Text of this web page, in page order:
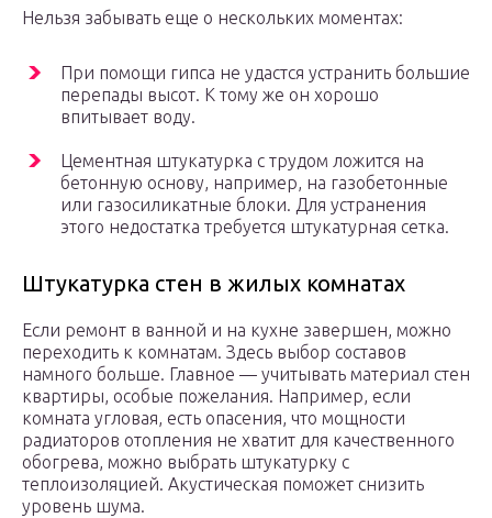
Нельзя забывать еще о нескольких моментах:
При помощи гипса не удастся устранить большие
перепады высот. К тому же он хорошо
впитывает воду.
Цементная штукатурка с трудом ложится на
бетонную основу, например, на газобетонные
или газосиликатные блоки. Для устранения
этого недостатка требуется штукатурная сетка.
Штукатурка стен в жилых комнатах
Если ремонт в ванной и на кухне завершен, можно
переходить к комнатам. Здесь выбор составов
намного больше. Главное — учитывать материал стен
квартиры, особые пожелания. Например, если
комната угловая, есть опасения, что мощности
радиаторов отопления не хватит для качественного
обогрева, можно выбрать штукатурку с
теплоизоляцией. Акустическая поможет снизить
уровень шума.